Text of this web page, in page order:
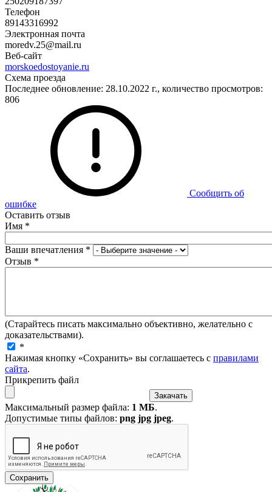
Телефон
89143316992
Электронная почта
moredv.25@mail.ru
Веб-сайт
morskoedostoyanie.ru
Схема проезда
Последнее обновление: 28.10.2022 г., количество просмотров:
806
Сообщить об
ошибке
Оставить отзыв
Имя *
Ваши впечатления *
Отзыв *
(Старайтесь писать максимально объективно, желательно с
доказательствами).
*
Нажимая кнопку «Сохранить» вы соглашаетесь с правилами
сайта.
Прикрепить файл
Максимальный размер файла: 1 МБ.
Допустимые типы файлов: png jpg jpeg.